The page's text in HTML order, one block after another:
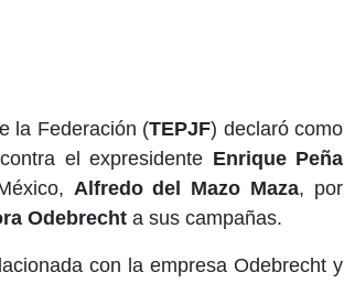
la Federación (TEPJF) declaró como
el expresidente Enrique Peña
Alfredo del Mazo Maza, por
Odebrechta sus campañas.
con la empresa Odebrecht y